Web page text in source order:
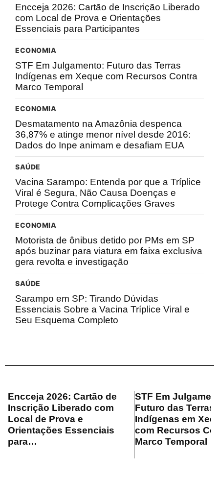
Encceja 2026: Cartão de Inscrição Liberado
com Local de Prova e Orientações
Essenciais para Participantes
ECONOMIA
STF Em Julgamento: Futuro das Terras
Indígenas em Xeque com Recursos Contra
Marco Temporal
ECONOMIA
Desmatamento na Amazônia despenca
36,87% e atinge menor nível desde 2016:
Dados do Inpe animam e desafiam EUA
SAÚDE
Vacina Sarampo: Entenda por que a Tríplice
Viral é Segura, Não Causa Doenças e
Protege Contra Complicações Graves
ECONOMIA
Motorista de ônibus detido por PMs em SP
após buzinar para viatura em faixa exclusiva
gera revolta e investigação
SAÚDE
Sarampo em SP: Tirando Dúvidas
Essenciais Sobre a Vacina Tríplice Viral e
Seu Esquema Completo
Encceja 2026: Cartão de
Inscrição Liberado com
Local de Prova e
Orientações Essenciais
para…
STF Em
Futuro das Terras
Indígenas em
com Recursos
Marco Temporal